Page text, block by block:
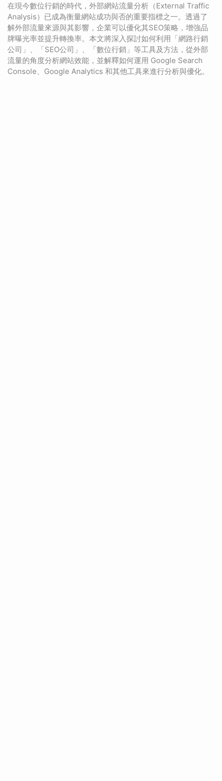
在現今數位行銷的時代，外部網站流量分析（External Traffic
Analysis）已成為衡量網站成功與否的重要指標之一。透過了
解外部流量來源與其影響，企業可以優化其SEO策略，增強品
牌曝光率並提升轉換率。本文將深入探討如何利用「網路行銷
公司」、「SEO公司」、「數位行銷」等工具及方法，從外部
流量的角度分析網站效能，並解釋如何運用 Google Search
Console、Google Analytics 和其他工具來進行分析與優化。